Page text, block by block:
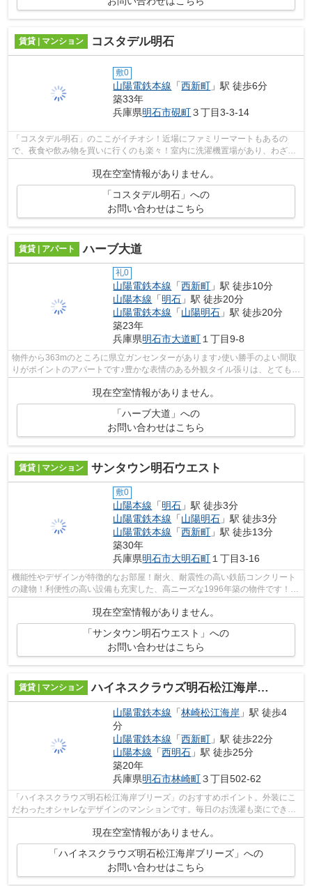
賃貸 | マンション コスタデル明石
敷0
山陽電鉄本線 「西新町 」駅 徒歩6分
築33年
兵庫県明石市硯町３丁目3-3-14
「コスタデル明石」のここがイチオシ！近場にファミリーマートもあるの
で、夜食や飲み物を買いに行くのも楽々！室内に洗濯機置場があり、わざわ
ざコインランドリーに行く必要もありま...
現在空室情報がありません。
「コスタデル明石」への
お問い合わせはこちら
賃貸 | アパート ハーブ大道
礼0
山陽電鉄本線 「西新町 」駅 徒歩10分
山陽本線 「明石 」駅 徒歩20分
山陽電鉄本線 「山陽明石 」駅 徒歩20分
築23年
兵庫県明石市大道町１丁目9-8
物件から363mのところに県立ガンセンターがあります♪使い勝手のよい間取
りがポイントのアパートです♪豊かな表情のある外観タイル張りは、とても魅
現在空室情報がありません。
「ハーブ大道」への
お問い合わせはこちら
賃貸 | マンション サンタウン明石ウエスト
敷0
山陽本線 「明石 」駅 徒歩3分
山陽電鉄本線 「山陽明石 」駅 徒歩3分
山陽電鉄本線 「西新町 」駅 徒歩13分
築30年
兵庫県明石市大明石町 １丁目3-16
機能性やデザインが特徴的なお部屋！耐火、耐震性の高い鉄筋コンクリート
の建物！利便性の高い設備も充実した、高ニーズな1996年築の物件です！地
現在空室情報がありません。
「サンタウン明石ウエスト」への
お問い合わせはこちら
賃貸 | マンション ハイネスクラウズ明石松江海岸ブリーズ
山陽電鉄本線 「林崎松江海岸 」駅 徒歩4
分
山陽電鉄本線 「西新町 」駅 徒歩22分
山陽本線 「西明石 」駅 徒歩25分
築20年
兵庫県明石市林崎町３丁目502-62
「ハイネスクラウズ明石松江海岸ブリーズ」のおすすめポイント。外装にこ
だわったオシャレなデザインのマンションです。毎日のお洗濯も楽にできる
バルコニーのある物件となっています...
現在空室情報がありません。
「ハイネスクラウズ明石松江海岸ブリーズ」への
お問い合わせはこちら